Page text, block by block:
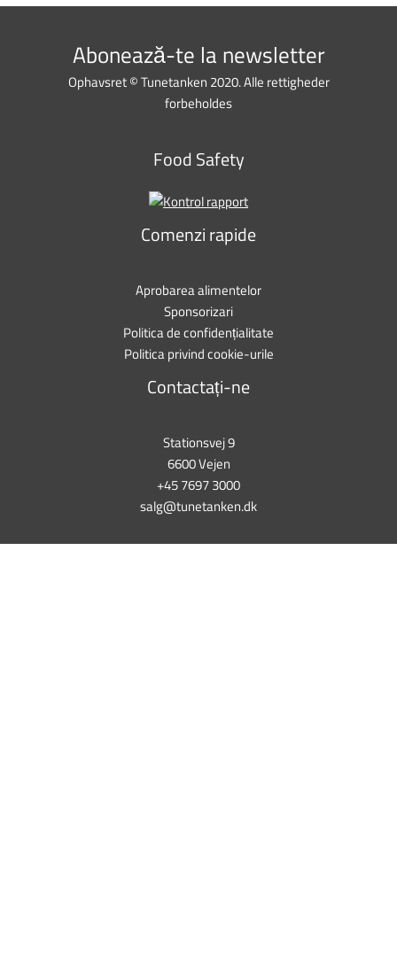
Abonează-te la newsletter
Ophavsret © Tunetanken 2020. Alle rettigheder
forbeholdes
Food Safety
Comenzi rapide
Aprobarea alimentelor
Sponsorizari
Politica de confidențialitate
Politica privind cookie-urile
Contactați-ne
Stationsvej 9
6600 Vejen
+45 7697 3000
salg@tunetanken.dk